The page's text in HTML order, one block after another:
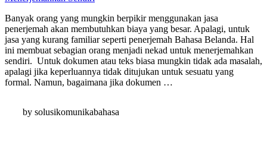
Banyak orang yang mungkin berpikir menggunakan jasa
penerjemah akan membutuhkan biaya yang besar. Apalagi, untuk
jasa yang kurang familiar seperti penerjemah Bahasa Belanda. Hal
ini membuat sebagian orang menjadi nekad untuk menerjemahkan
sendiri. Untuk dokumen atau teks biasa mungkin tidak ada masalah,
apalagi jika keperluannya tidak ditujukan untuk sesuatu yang
formal. Namun, bagaimana jika dokumen …
by solusikomunikabahasa